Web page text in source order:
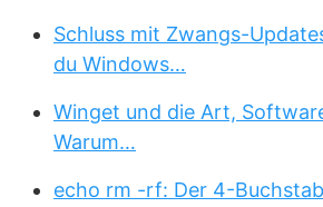
Schluss mit Zwangs-
du Windows…
Winget und die Art,
Warum…
echo rm -rf: Der 4-